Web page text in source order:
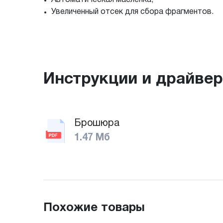
Увеличенный отсек для сбора фрагментов.
Инструкции и
Брошюра
1.47 Мб
Похожие товары